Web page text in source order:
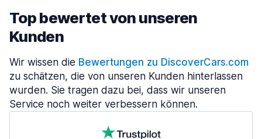
Top bewertet von unseren
Kunden
Wir wissen die Bewertungen zu DiscoverCars.com
zu schätzen, die von unseren Kunden hinterlassen
wurden. Sie tragen dazu bei, dass wir unseren
Service noch weiter verbessern können.